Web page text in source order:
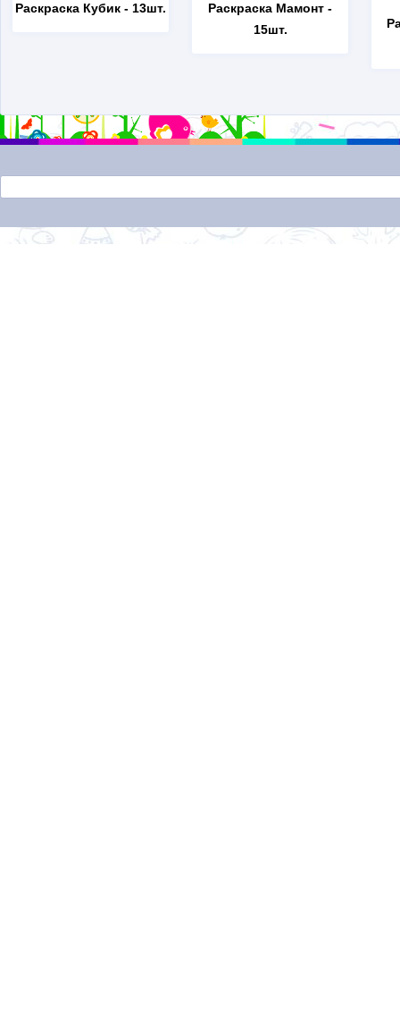
Раскраска Кубик - 13шт. Раскраска Мамонт -
15шт.